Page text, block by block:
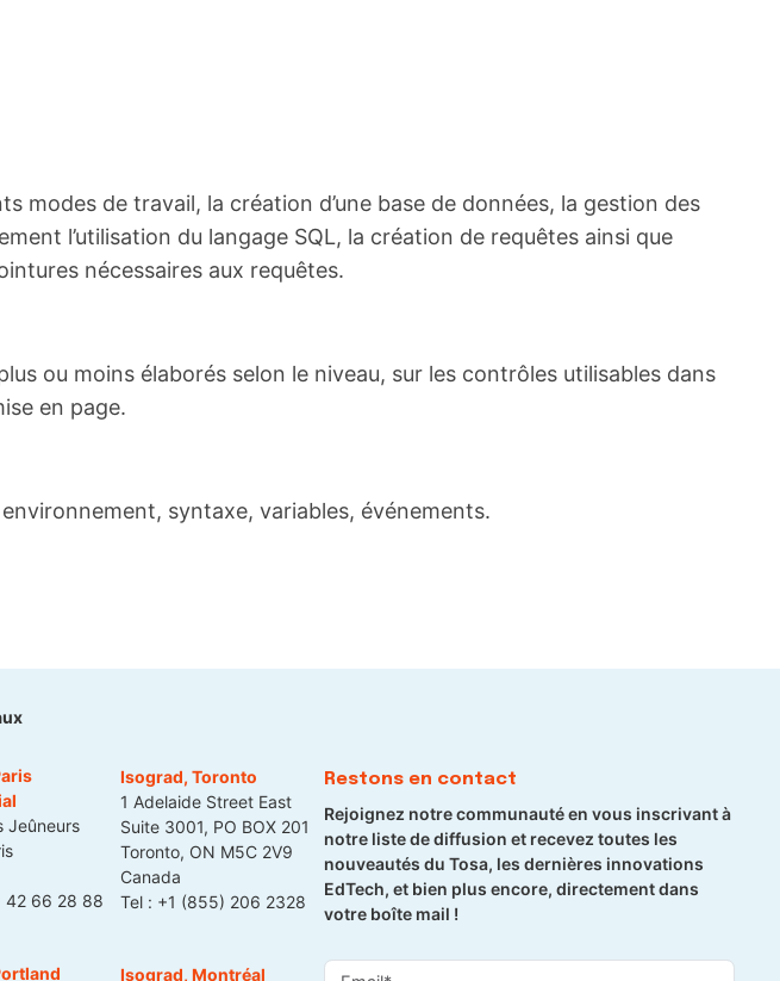
de travail, la création d’une base de données, la gestion des
l’utilisation du langage SQL, la création de requêtes ainsi que
nécessaires aux requêtes.
ou moins élaborés selon le niveau, sur les contrôles utilisables dans
en page.
syntaxe, variables, événements.
Jeûneurs
42 66 28 88
Isograd, Toronto
1 Adelaide Street East
Suite 3001, PO BOX 201
Toronto, ON M5C 2V9
Canada
Tel : +1 (855) 206 2328
Isograd, Montréal
Restons en contact
Rejoignez notre communauté en vous inscrivant à
notre liste de diffusion et recevez toutes les
nouveautés du Tosa, les dernières innovations
EdTech, et bien plus encore, directement dans
votre boîte mail !